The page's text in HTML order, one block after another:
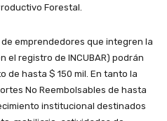
Forestal.
emprendedores que integren la
el registro de INCUBAR) podrán
de hasta $ 150 mil. En tanto la
No Reembolsables de hasta
institucional destinados